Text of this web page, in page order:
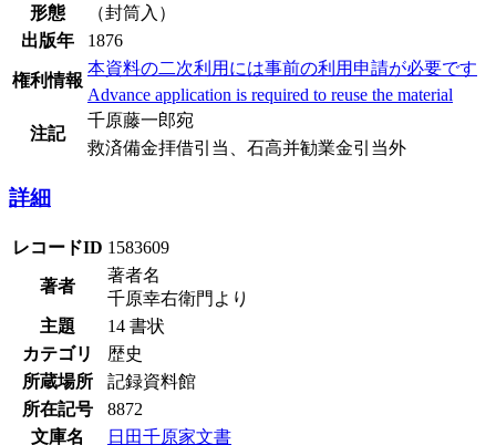
形態
（封筒入）
出版年
1876
権利情報
本資料の二次利用には事前の利用申請が必要です
Advance application is required to reuse the material
注記
千原藤一郎宛
救済備金拝借引当、石高并勧業金引当外
詳細
レコードID 1583609
著者
著者名
千原幸右衛門より
主題
14 書状
カテゴリ
歴史
所蔵場所
記録資料館
所在記号
8872
文庫名
日田千原家文書